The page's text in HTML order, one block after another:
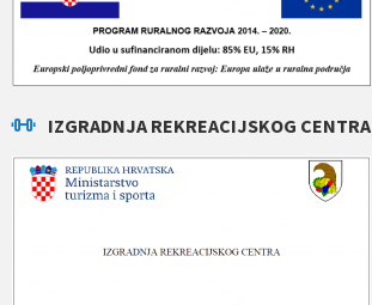
IZGRADNJA REKREACIJSKOG CENTRA